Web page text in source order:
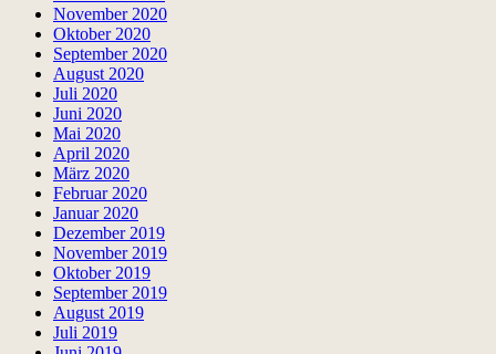
November 2020
Oktober 2020
September 2020
August 2020
Juli 2020
Juni 2020
Mai 2020
April 2020
März 2020
Februar 2020
Januar 2020
Dezember 2019
November 2019
Oktober 2019
September 2019
August 2019
Juli 2019